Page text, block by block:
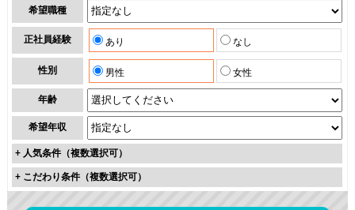
希望職種
正社員経験 あり なし
性別 男性 女性
年齢
希望年収
+ 人気条件（複数選択可）
+ こだわり条件（複数選択可）